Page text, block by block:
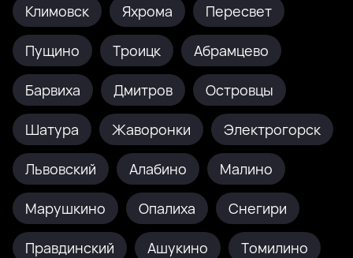
Климовск Яхрома Пересвет
Пущино Троицк Абрамцево
Барвиха Дмитров Островцы
Шатура Жаворонки Электрогорск
Львовский Алабино Малино
Марушкино Опалиха Снегири
Правдинский Ашукино Томилино